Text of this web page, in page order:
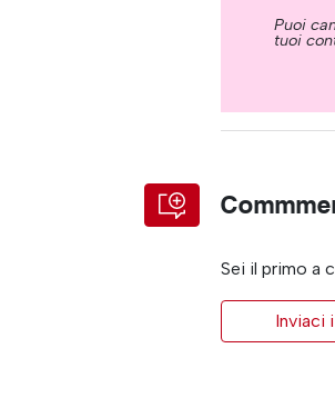
Puoi
tuoi
Sei il primo a
Inviaci